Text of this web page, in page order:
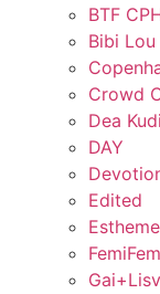
BTF
Bibi Lou
Crowd
Dea
DAY
Edited
Estheme